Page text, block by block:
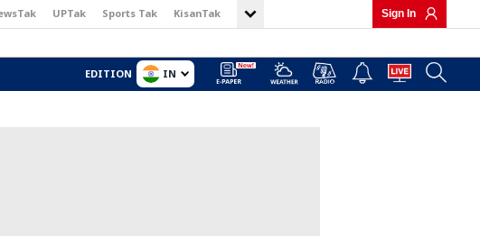
UPTak Sports Tak KisanTak Sign In
EDITION IN